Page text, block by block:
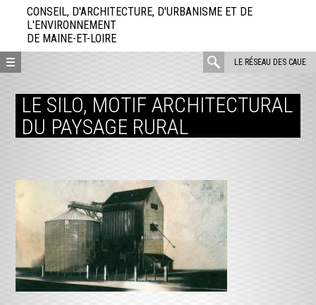
directement
contenu
CONSEIL, D'ARCHITECTURE, D'URBANISME ET DE
L'ENVIRONNEMENT
DE MAINE-ET-LOIRE
LE RÉSEAU DES CAUE
rechercher
LE SILO, MOTIF ARCHITECTURAL
DU PAYSAGE RURAL